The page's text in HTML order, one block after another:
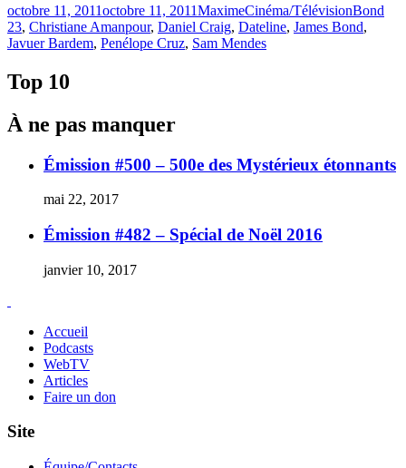
Publié
le
octobre 11, 2011octobre 11, 2011MaximeCatégories
Cinéma/TélévisionBond
23, Christiane Amanpour, Daniel Craig, Dateline, James Bond,
Javuer Bardem, Penélope Cruz, Sam Mendes
Top 10
À ne pas manquer
Émission #500 – 500e des Mystérieux étonnants
mai 22, 2017
Émission #482 – Spécial de Noël 2016
janvier 10, 2017
Accueil
Podcasts
WebTV
Articles
Faire un don
Site